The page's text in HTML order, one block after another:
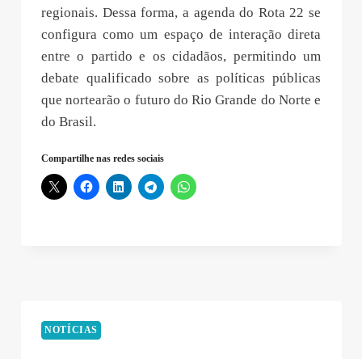
regionais. Dessa forma, a agenda do Rota 22 se
configura como um espaço de interação direta
entre o partido e os cidadãos, permitindo um
debate qualificado sobre as políticas públicas
que nortearão o futuro do Rio Grande do Norte e
do Brasil.
Compartilhe nas redes sociais
NOTÍCIAS